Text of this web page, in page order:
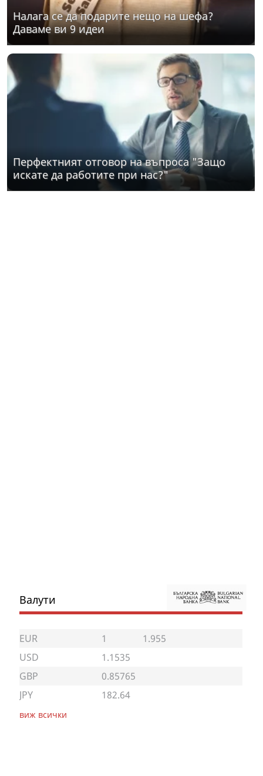
Налага се да подарите нещо на шефа?
Даваме ви 9 идеи
Перфектният отговор на въпроса "Защо
искате да работите при нас?"
Валути
EUR 1
1.955
USD
1.1535
GBP
0.85765
JPY
182.64
виж всички